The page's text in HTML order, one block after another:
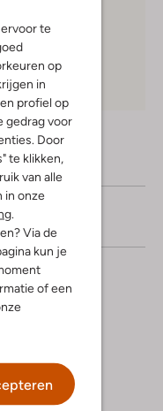
te
op
in
profiel op
gedrag voor
Door
te klikken,
van alle
in onze
.
Via de
kun je
of een